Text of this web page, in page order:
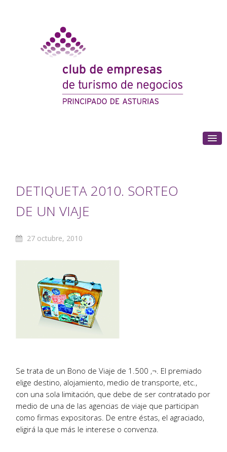
DETIQUETA 2010. SORTEO
DE UN VIAJE
27 octubre, 2010
Se trata de un Bono de Viaje de 1.500 ‚¬. El premiado
elige destino, alojamiento, medio de transporte, etc.,
con una sola limitación, que debe de ser contratado por
medio de una de las agencias de viaje que participan
como firmas expositoras. De entre éstas, el agraciado,
eligirá la que más le interese o convenza.